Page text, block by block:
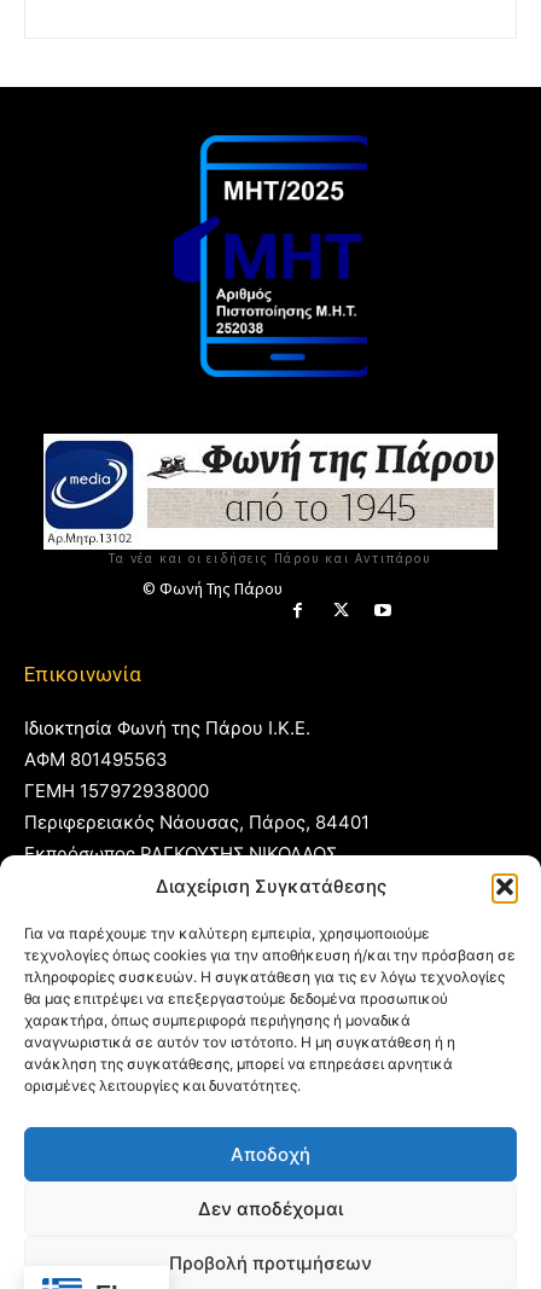
Διαχείριση Συγκατάθεσης
Για να παρέχουμε την καλύτερη εμπειρία, χρησιμοποιούμε
τεχνολογίες όπως cookies για την αποθήκευση ή/και την πρόσβαση σε
πληροφορίες συσκευών. Η συγκατάθεση για τις εν λόγω τεχνολογίες
θα μας επιτρέψει να επεξεργαστούμε δεδομένα προσωπικού
χαρακτήρα, όπως συμπεριφορά περιήγησης ή μοναδικά
αναγνωριστικά σε αυτόν τον ιστότοπο. Η μη συγκατάθεση ή η
ανάκληση της συγκατάθεσης, μπορεί να επηρεάσει αρνητικά
ορισμένες λειτουργίες και δυνατότητες.
Αποδοχή
Δεν αποδέχομαι
Προβολή προτιμήσεων
Τα νέα και οι ειδήσεις Πάρου και Αντιπάρου
© Φωνή Της Πάρου
Επικοινωνία
Ιδιοκτησία Φωνή της Πάρου Ι.Κ.Ε.
ΑΦΜ 801495563
ΓΕΜΗ 157972938000
Περιφερειακός Νάουσας, Πάρος, 84401
Εκπρόσωπος ΡΑΓΚΟΥΣΗΣ ΝΙΚΟΛΑΟΣ
Κ:6977 248885
E:foni@typoparos.gr(για αγγελίες:sales@typoparos.gr)
Πολιτική απορρήτου & Cookies